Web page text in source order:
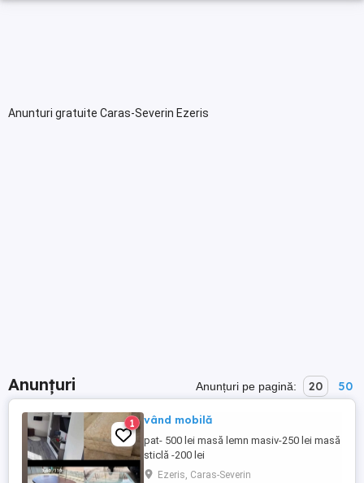
Anunturi gratuite Caras-Severin Ezeris
Anunțuri Anunțuri pe pagină: 20 50
1 vând mobilă
pat- 500 lei masă lemn masiv-250 lei masă
sticlă -200 lei
Ezeris, Caras-Severin